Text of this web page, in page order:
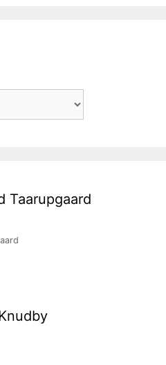
Taarupgaard